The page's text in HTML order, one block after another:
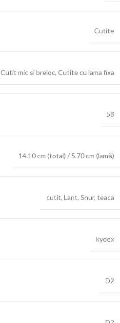
Cutite
Cutit mic si breloc, Cutite cu lama fixa
58
14.10 cm (total) / 5.70 cm (lamă)
cutit, Lant, Snur, teaca
kydex
D2